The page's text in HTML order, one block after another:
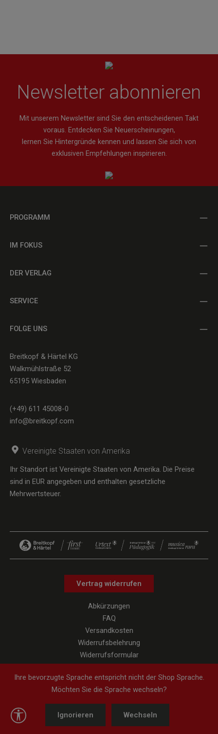
Newsletter abonnieren
Mit unserem Newsletter sind Sie den entscheidenen Takt
voraus. Entdecken Sie Neuerscheinungen,
lernen Sie Hintergründe kennen und lassen Sie sich von
exklusiven Empfehlungen inspirieren.
PROGRAMM
IM FOKUS
DER VERLAG
SERVICE
FOLGE UNS
Breitkopf & Härtel KG
Walkmühlstraße 52
65195 Wiesbaden
(+49) 611 45008-0
info@breitkopf.com
Vereinigte Staaten von Amerika
Ihr Standort ist Vereinigte Staaten von Amerika. Die Preise
sind in EUR angegeben und enthalten gesetzliche
Mehrwertsteuer.
Vertrag widerrufen
Abkürzungen
FAQ
Versandkosten
Widerrufsbelehrung
Widerrufsformular
AGB
Impressum
Hinweise zur Barrierefreiheit
Cookie-Einstellungen
Ihre bevorzugte Sprache entspricht nicht der Shop Sprache.
Möchten Sie die Sprache wechseln?
Ignorieren Wechseln
Werkzeugleiste anzeigen